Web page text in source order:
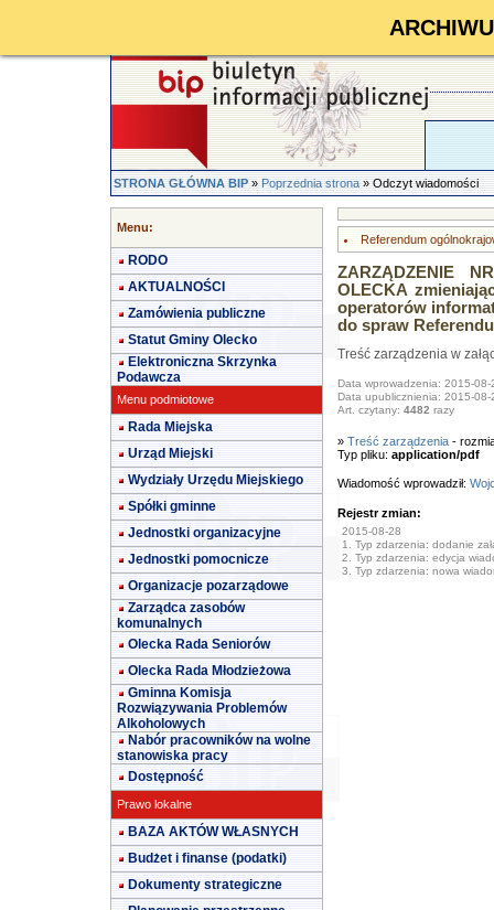
STRONA GŁÓWNA BIP»Poprzednia strona» Odczyt wiadomości
Menu:
RODO
AKTUALNOŚCI
Zamówienia publiczne
Statut Gminy Olecko
Elektroniczna Skrzynka
Podawcza
Menu podmiotowe
Rada Miejska
Urząd Miejski
Wydziały Urzędu Miejskiego
Spółki gminne
Jednostki organizacyjne
Jednostki pomocnicze
Organizacje pozarządowe
Zarządca zasobów
komunalnych
Olecka Rada Seniorów
Olecka Rada Młodzieżowa
Gminna Komisja
Rozwiązywania Problemów
Alkoholowych
Nabór pracowników na wolne
stanowiska pracy
Dostępność
Prawo lokalne
BAZA AKTÓW WŁASNYCH
Budżet i finanse (podatki)
Dokumenty strategiczne
Referendum
ZARZĄDZENIE
OLECKA
operatorów
do spraw
Treść zarządzenia w
Data wprowadzenia: 2015-08-
Data upublicznienia: 2015-08-
Art. czytany: 4482 razy
» Treść zarządzenia-
Typ pliku: application/pdf
Wiadomość wprowadził:
Rejestr zmian:
2015-08-28
1. Typ zdarzenia: dodanie
2. Typ zdarzenia: edycja
3. Typ zdarzenia: nowa